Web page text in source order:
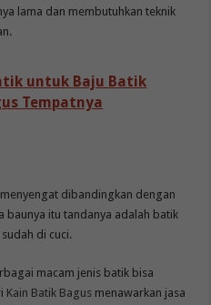
lama dan membutuhkan teknik
untuk Baju Batik
Tempatnya
dibandingkan dengan
baunya itu tandanya adalah batik
di cuci.
macam jenis batik bisa
Kain Batik Bagus menawarkan jasa